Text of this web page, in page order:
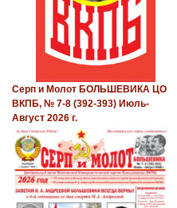
Серп и Молот БОЛЬШЕВИКА ЦО
ВКПБ, № 7-8 (392-393) Июль-
Август 2026 г.